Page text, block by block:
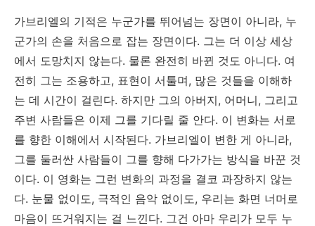
가브리엘의 기적은 누군가를 뛰어넘는 장면이 아니라, 누
군가의 손을 처음으로 잡는 장면이다. 그는 더 이상 세상
에서 도망치지 않는다. 물론 완전히 바뀐 것도 아니다. 여
전히 그는 조용하고, 표현이 서툴며, 많은 것들을 이해하
는 데 시간이 걸린다. 하지만 그의 아버지, 어머니, 그리고
주변 사람들은 이제 그를 기다릴 줄 안다. 이 변화는 서로
를 향한 이해에서 시작된다. 가브리엘이 변한 게 아니라,
그를 둘러싼 사람들이 그를 향해 다가가는 방식을 바꾼 것
이다. 이 영화는 그런 변화의 과정을 결코 과장하지 않는
다. 눈물 없이도, 극적인 음악 없이도, 우리는 화면 너머로
마음이 뜨거워지는 걸 느낀다. 그건 아마 우리가 모두 누